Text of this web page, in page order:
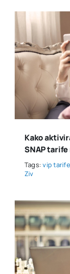
Kako
SNAP
Tags:vip
Ziv